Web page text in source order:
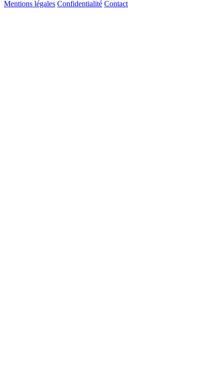
Mentions légales Confidentialité Contact